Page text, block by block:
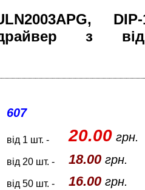
з
607
від 1 шт. - 20.00грн.
від 20 шт. - 18.00грн.
від 50 шт. - 16.00грн.